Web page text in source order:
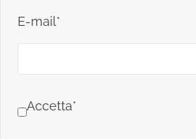
E-mail*
Accetta*